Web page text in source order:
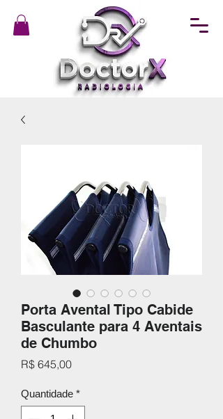
Porta Avental Tipo Cabide
Basculante para 4 Aventais
de Chumbo
R$ 645,00Preço
Quantidade *